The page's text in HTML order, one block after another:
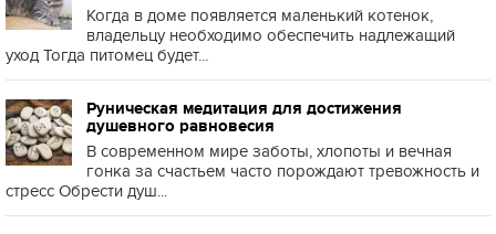
Когда в доме появляется маленький котенок,
владельцу необходимо обеспечить надлежащий
уход Тогда питомец будет...
Руническая медитация для достижения
душевного равновесия
В современном мире заботы, хлопоты и вечная
гонка за счастьем часто порождают тревожность и
стресс Обрести душ...